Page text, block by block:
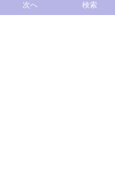
約
検索
次へ